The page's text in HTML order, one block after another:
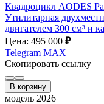
Квадроцикл AODES
Утилитарная
двигателем 300 см³ и
Цена: 495 000 ₽
Telegram MAX
Скопировать ссылку
В корзину
модель 2026